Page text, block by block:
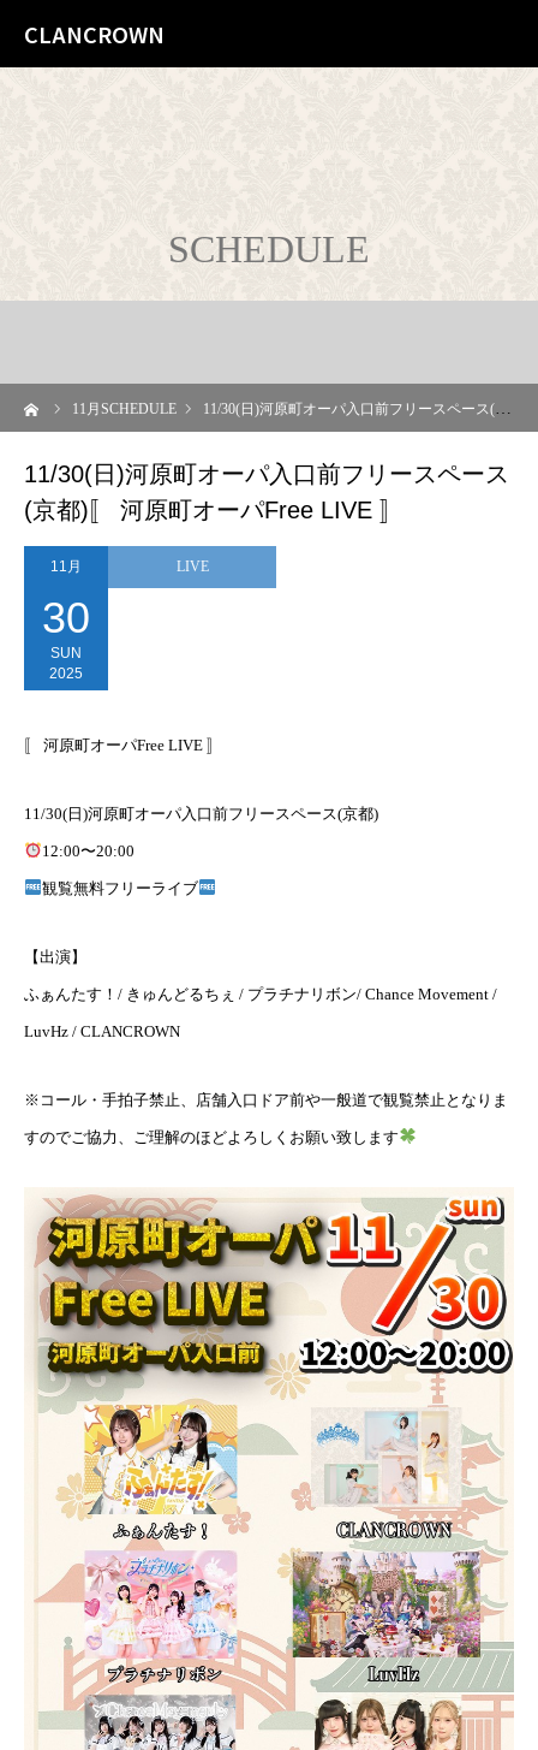
CLANCROWN
SCHEDULE
11 月SCHEDULE 11/30(日)河原町オーパ入口前フリースペース(京都)〚 河原町オーパFree LIVE 〛
11/30(日)河原町オーパ入口前フリースペース
(京都)〚 河原町オーパFree LIVE 〛
11月
30
SUN
2025
LIVE
〚 河原町オーパFree LIVE 〛
11/30(日)河原町オーパ入口前フリースペース(京都)
12:00〜20:00
観覧無料フリーライブ
【出演】
ふぁんたす！/ きゅんどるちぇ / プラチナリボン/ Chance Movement /
LuvHz / CLANCROWN
※コール・手拍子禁止、店舗入口ドア前や一般道で観覧禁止となりま
すのでご協力、ご理解のほどよろしくお願い致します